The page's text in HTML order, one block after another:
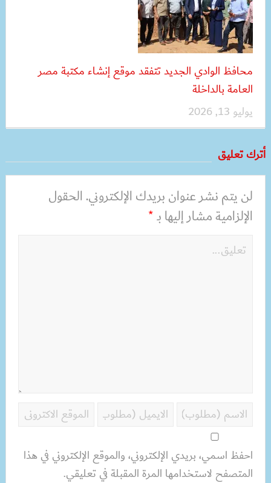
محافظ الوادي الجديد تتفقد موقع إنشاء مكتبة مصر
العامة بالداخلة
يوليو 13, 2026
أترك تعليق
لن يتم نشر عنوان بريدك الإلكتروني.الحقول
الإلزامية مشار إليها بـ*
احفظ اسمي، بريدي الإلكتروني، والموقع الإلكتروني في هذا
المتصفح لاستخدامها المرة المقبلة في تعليقي.